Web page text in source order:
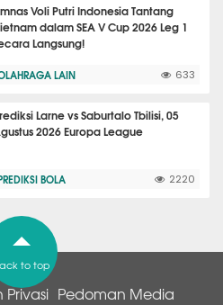
Voli Putri Indonesia Tantang
dalam SEA V Cup 2026 Leg 1
Langsung!
LAIN 633
Larne vs Saburtalo Tbilisi, 05
2026 Europa League
BOLA 2220
to top
Privasi Pedoman Media